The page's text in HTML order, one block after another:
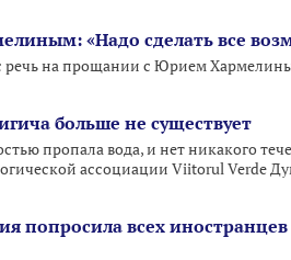
«Надо сделать все
речь на прощании с Юрием
больше не существует
пропала вода, и нет никакого
ассоциации Viitorul Verde
попросила всех